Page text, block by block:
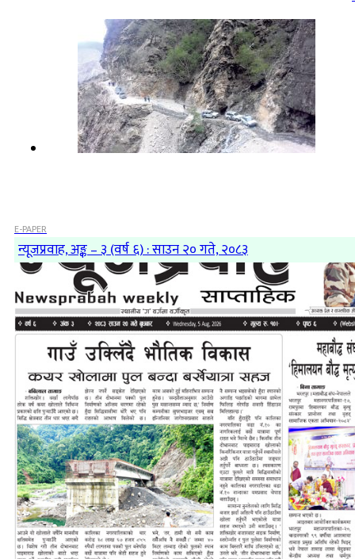
E-PAPER
न्यूजप्रवाह, अङ्क – ३ (वर्ष ६) : साउन २० गते, २०८३